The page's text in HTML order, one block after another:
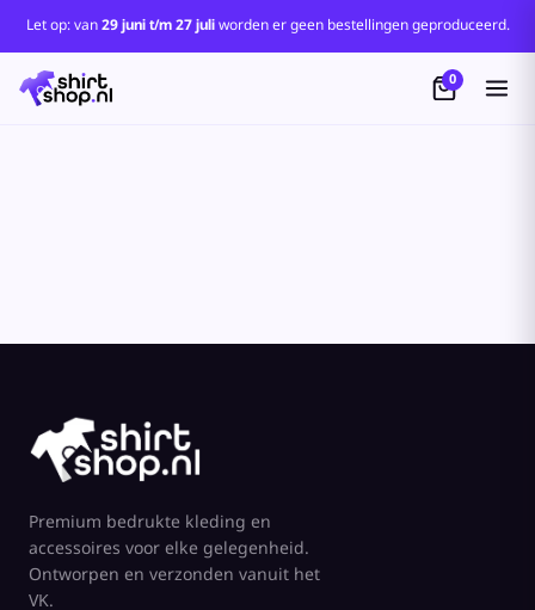
Let op: van29 juni t/m 27 juliworden er geen bestellingen geproduceerd.
0
Premium bedrukte kleding en
accessoires voor elke gelegenheid.
Ontworpen en verzonden vanuit het
VK.
Standaard
Price: Lowest First
Price: Highest First